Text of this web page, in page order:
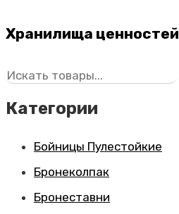
Хранилища ценностей
Поиск
Категории
Бойницы Пулестойкие
Бронеколпак
Бронеставни